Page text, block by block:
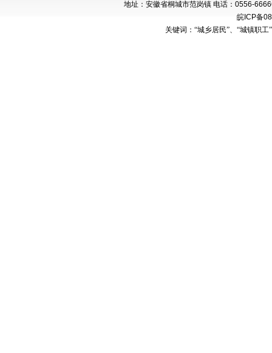
地址：安徽省桐城市范岗镇 电话： 0556-
皖ICP备
关键词：“城乡居民”、“城镇职